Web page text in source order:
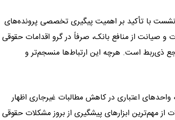
با تأکید بر اهمیت پیگیری تخصصی پرونده‌های
صیانت از منافع بانک، صرفاً در گرو اقدامات حقوقی
ذی‌ربط است. هرچه این ارتباط‌ها منسجم‌تر و
واحدهای اعتباری در کاهش مطالبات غیرجاری اظهار
مهم‌ترین ابزارهای پیشگیری از بروز مشکلات حقوقی